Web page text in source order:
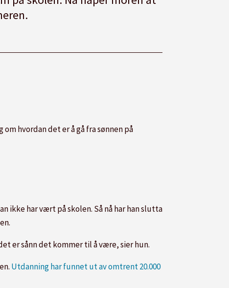
hvordan det er å gå fra sønnen på
ikke har vært på skolen. Så nå har han slutta
er sånn det kommer til å være, sier hun.
Utdanning har funnet ut av omtrent 20.000